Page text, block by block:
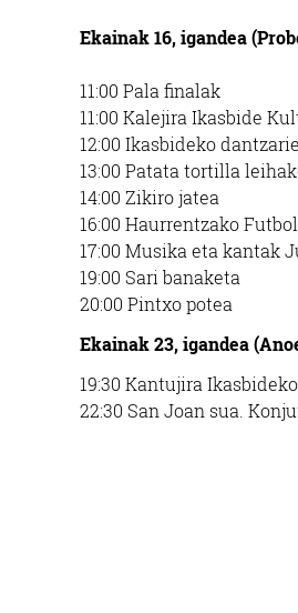
Ekainak 16, igandea
11:00 Pala finalak
11:00 Kalejira Ikasbide
12:00 Ikasbideko
13:00 Patata tortilla
14:00 Zikiro jatea
16:00 Haurrentzako
17:00 Musika eta kantak
19:00 Sari banaketa
20:00 Pintxo potea
Ekainak 23, igandea
19:30 Kantujira
22:30 San Joan sua.